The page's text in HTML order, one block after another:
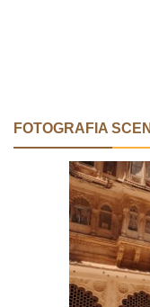
FOTOGRAFIA